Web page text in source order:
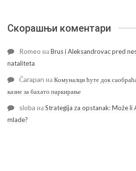
Скорашњи коментари
Romeo наBrus i Aleksandrovac pred
nataliteta
Čarapan наКомуналци ћуте док
казне за бахато паркирање
sloba наStrategija za opstanak: Može li
mlade?